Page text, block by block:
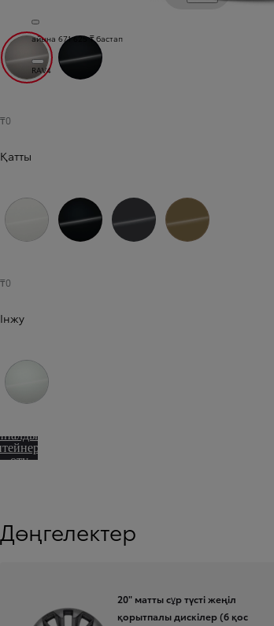
айына 671 625 ₸ бастап
RAV4
Авангард қола (4V8)
₸0
Қатты
₸0
Інжу
өту
Дөңгелектер
20" матты сұр түсті жеңіл
қорытпалы дискілер (6 қос